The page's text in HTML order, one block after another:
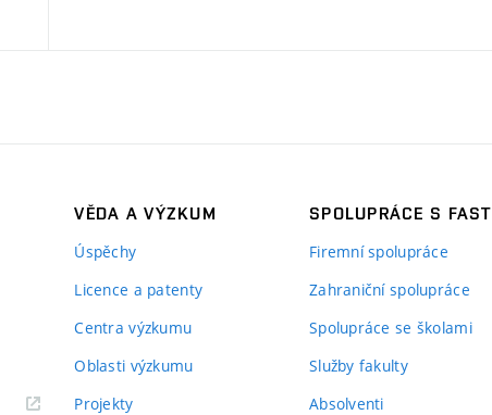
VĚDA A VÝZKUM
Úspěchy
Licence a patenty
Centra výzkumu
Oblasti výzkumu
Projekty
SPOLUPRÁCE S FAST
Firemní spolupráce
Zahraniční spolupráce
Spolupráce se školami
Služby fakulty
Absolventi